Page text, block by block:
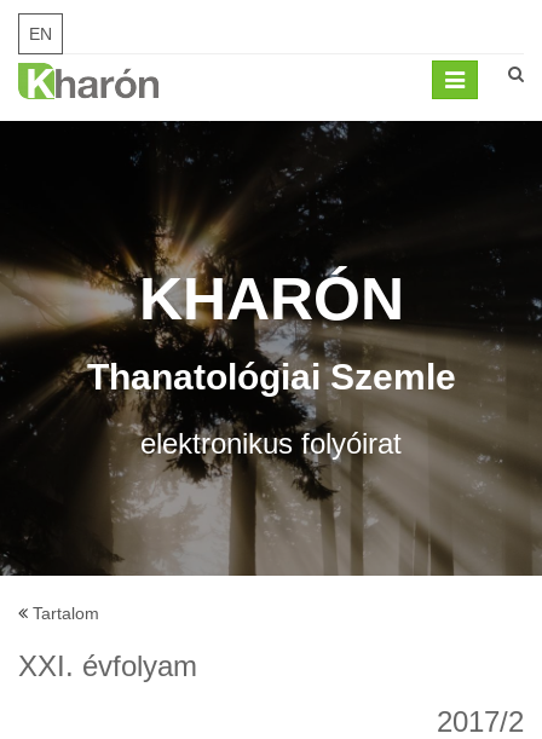
EN
Mobil
KHARÓN
Thanatológiai Szemle
elektronikus folyóirat
Tartalom
XXI. évfolyam
2017/2